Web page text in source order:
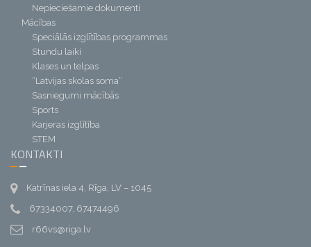
Nepieciešamie dokumenti
Mācības
Speciālās izglītības programmas
Stundu laiki
Klases un telpas
“Latvijas skolas soma”
Sasniegumi mācībās
Sports
Karjeras izglītība
STEM
KONTAKTI
Katrīnas iela 4, Rīga, LV – 1045
67334007, 67474496
r66vs@riga.lv